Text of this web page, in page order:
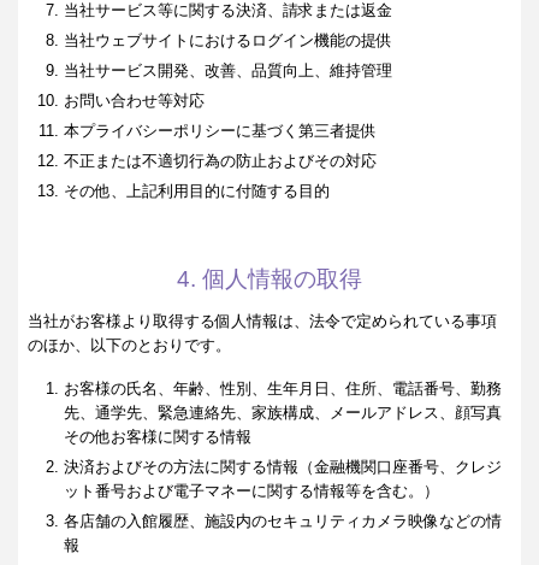
当社サービス等に関する決済、請求または返金
当社ウェブサイトにおけるログイン機能の提供
当社サービス開発、改善、品質向上、維持管理
お問い合わせ等対応
本プライバシーポリシーに基づく第三者提供
不正または不適切行為の防止およびその対応
その他、上記利用目的に付随する目的
4. 個人情報の取得
当社がお客様より取得する個人情報は、法令で定められている事項
のほか、以下のとおりです。
お客様の氏名、年齢、性別、生年月日、住所、電話番号、勤務
先、通学先、緊急連絡先、家族構成、メールアドレス、顔写真
その他お客様に関する情報
決済およびその方法に関する情報（金融機関口座番号、クレジ
ット番号および電子マネーに関する情報等を含む。）
各店舗の入館履歴、施設内のセキュリティカメラ映像などの情
報